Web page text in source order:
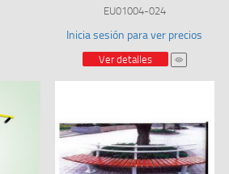
EU01004-024
Inicia sesión para ver precios
Ver detalles